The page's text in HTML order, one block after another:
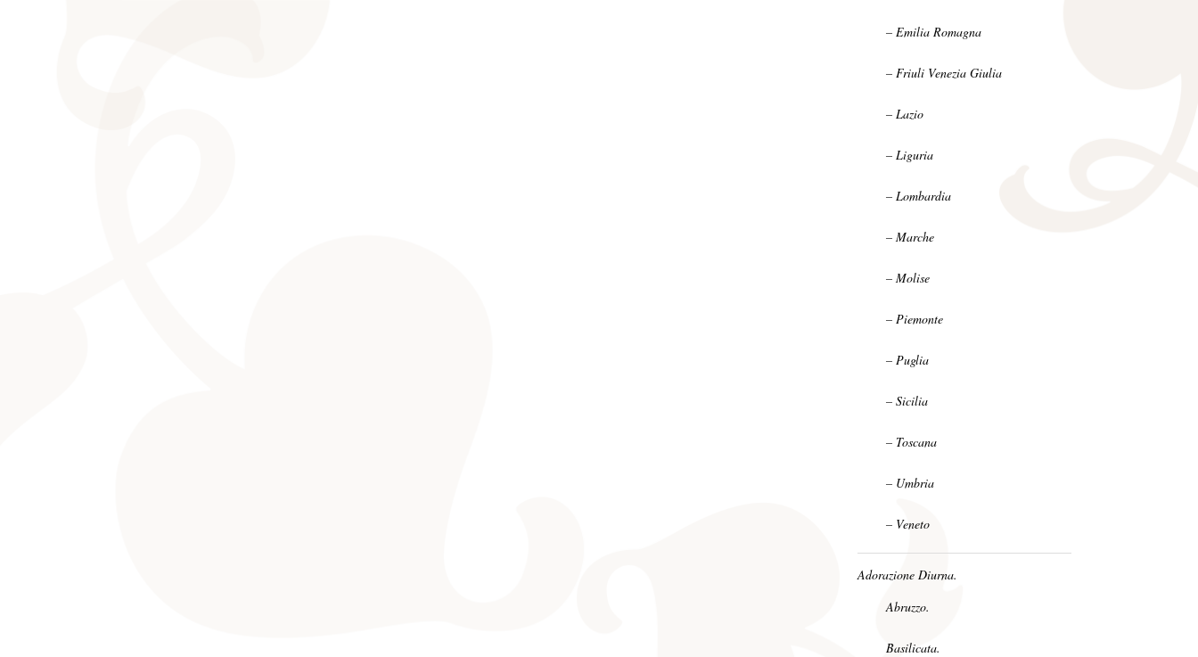
– Emilia Romagna
– Friuli Venezia Giulia
– Lazio
– Liguria
– Lombardia
– Marche
– Molise
– Piemonte
– Puglia
– Sicilia
– Toscana
– Umbria
– Veneto
Adorazione Diurna.
Abruzzo.
Basilicata.